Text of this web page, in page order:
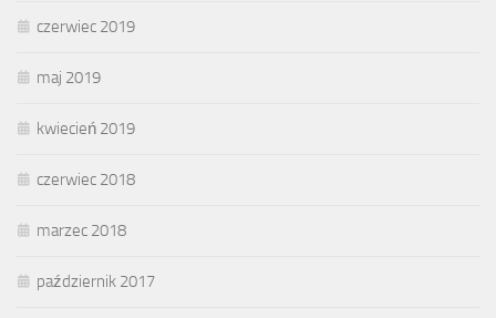
czerwiec 2019
maj 2019
kwiecień 2019
czerwiec 2018
marzec 2018
październik 2017